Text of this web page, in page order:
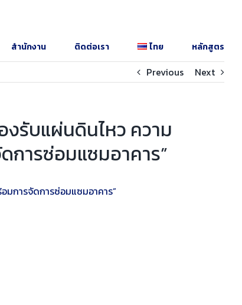
สำนักงาน ติดต่อเรา ไทย หลักสูตร
Previous Next
งรับแผ่นดินไหว ความ
การซ่อมแซมอาคาร”
มการจัดการซ่อมแซมอาคาร”